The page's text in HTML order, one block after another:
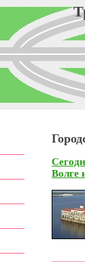
Волге